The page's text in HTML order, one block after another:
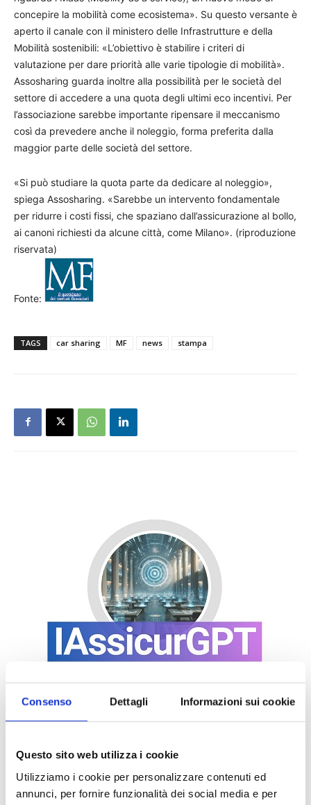
Consenso Dettagli Informazioni sui cookie
Questo sito web utilizza i cookie
Utilizziamo i cookie per personalizzare contenuti ed
annunci, per fornire funzionalità dei social media e per
concepire la mobilità come ecosistema». Su questo versante è
aperto il canale con il ministero delle Infrastrutture e della
Mobilità sostenibili: «L’obiettivo è stabilire i criteri di
valutazione per dare priorità alle varie tipologie di mobilità».
Assosharing guarda inoltre alla possibilità per le società del
settore di accedere a una quota degli ultimi eco incentivi. Per
l’associazione sarebbe importante ripensare il meccanismo
così da prevedere anche il noleggio, forma preferita dalla
maggior parte delle società del settore.
«Si può studiare la quota parte da dedicare al noleggio»,
spiega Assosharing. «Sarebbe un intervento fondamentale
per ridurre i costi fissi, che spaziano dall’assicurazione al bollo,
ai canoni richiesti da alcune città, come Milano». (riproduzione
riservata)
Fonte:
TAGS car sharing MF news stampa